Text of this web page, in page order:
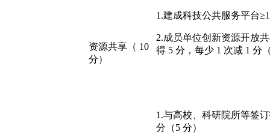
资源共享（ 10
分）
1.建成科技公共服务平台
2.成员单位创新资源开放
得 5 分，每少 1 次减 1 分
1.与高校、科研院所等签
分（5 分）